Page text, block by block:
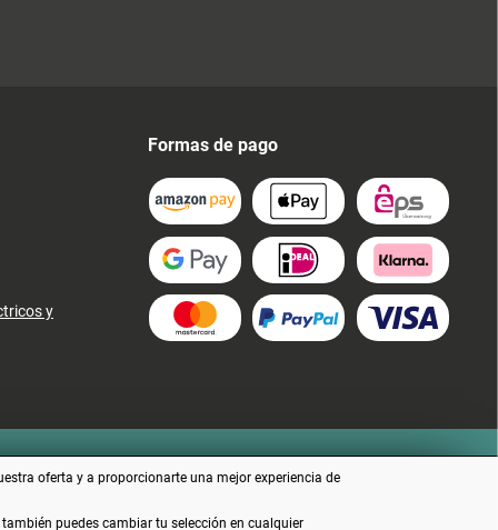
y
Formas de pago
oferta y a proporcionarte una mejor experiencia de
puedes cambiar tu selección en cualquier